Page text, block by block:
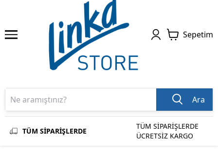
Sepetim
Ara
TÜM SİPARİŞLERDE
TÜM SİPARİŞLERDE
ÜCRETSİZ KARGO